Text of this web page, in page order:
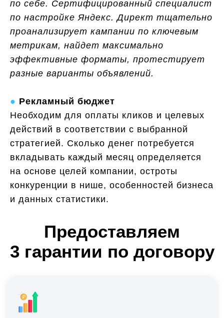
по себе. Сертифицированный специалист
по настройке Яндекс. Директ тщательно
проанализирует кампании по ключевым
метрикам, найдет максимально
эффективные форматы, протестирует
разные варианты объявлений.
● Рекламный бюджет
Необходим для оплаты кликов и целевых
действий в соответствии с выбранной
стратегией. Сколько денег потребуется
вкладывать каждый месяц определяется
на основе целей компании, остроты
конкуренции в нише, особенностей бизнеса
и данных статистики.